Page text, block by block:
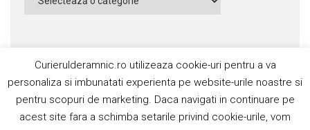
Contact
Abonamente
Termeni si condiţii
Curierulderamnic.ro utilizeaza cookie-uri pentru a va
personaliza si imbunatati experienta pe website-urile noastre si
pentru scopuri de marketing. Daca navigati in continuare pe
acest site fara a schimba setarile privind cookie-urile, vom